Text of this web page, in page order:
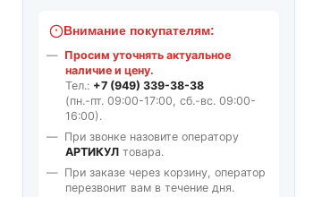
Внимание покупателям:
Просим уточнять актуальное
наличие и цену.
Тел.: +7 (949) 339-38-38
(пн.-пт. 09:00-17:00, сб.-вс. 09:00-
16:00).
При звонке назовите оператору
АРТИКУЛ товара.
При заказе через корзину, оператор
перезвонит вам в течение дня.